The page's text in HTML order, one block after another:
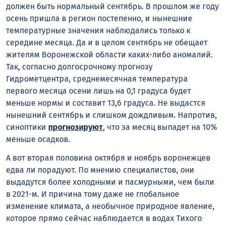
должен быть нормальный сентябрь. В прошлом же году
осень пришла в регион постепенно, и нынешние
температурные значения наблюдались только к
середине месяца. Да и в целом сентябрь не обещает
жителям Воронежской области каких-либо аномалий.
Так, согласно долгосрочному прогнозу
Гидрометцентра, среднемесячная температура
первого месяца осени лишь на 0,1 градуса будет
меньше нормы и составит 13,6 градуса. Не выдастся
нынешний сентябрь и слишком дождливым. Напротив,
синоптики прогнозируют, что за месяц выпадет на 10%
меньше осадков.
А вот вторая половина октября и ноябрь воронежцев
едва ли порадуют. По мнению специалистов, они
выдадутся более холодными и пасмурными, чем были
в 2021-м. И причина тому даже не глобальное
изменение климата, а необычное природное явление,
которое прямо сейчас наблюдается в водах Тихого